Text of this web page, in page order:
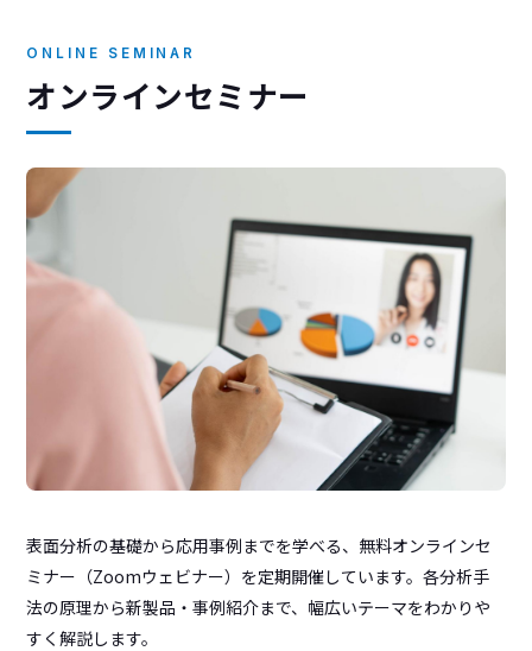
ONLINE SEMINAR
オンラインセミナー
表面分析の基礎から応用事例までを学べる、無料オンラインセ
ミナー（Zoomウェビナー）を定期開催しています。各分析手
法の原理から新製品・事例紹介まで、幅広いテーマをわかりや
すく解説します。